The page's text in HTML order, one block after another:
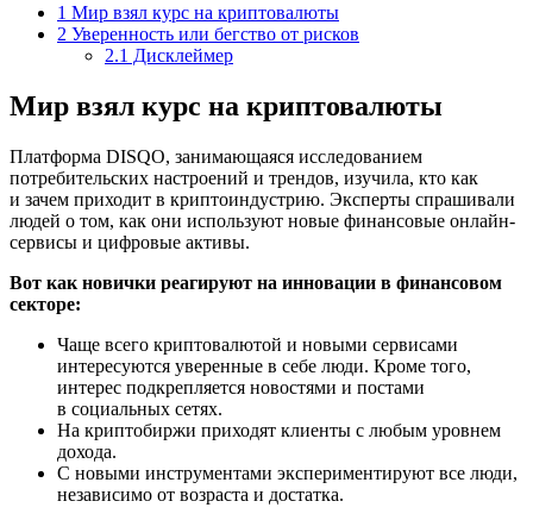
1 Мир взял курс на криптовалюты
2 Уверенность или бегство от рисков
2.1 Дисклеймер
Мир взял курс на криптовалюты
Платформа DISQO, занимающаяся исследованием
потребительских настроений и трендов, изучила, кто как
и зачем приходит в криптоиндустрию. Эксперты спрашивали
людей о том, как они используют новые финансовые онлайн-
сервисы и цифровые активы.
Вот как новички реагируют на инновации в финансовом
секторе:
Чаще всего криптовалютой и новыми сервисами
интересуются уверенные в себе люди. Кроме того,
интерес подкрепляется новостями и постами
в социальных сетях.
На криптобиржи приходят клиенты с любым уровнем
дохода.
С новыми инструментами экспериментируют все люди,
независимо от возраста и достатка.